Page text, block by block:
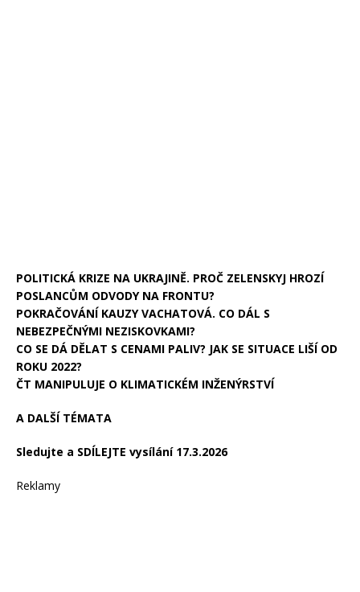
POLITICKÁ KRIZE NA UKRAJINĚ. PROČ ZELENSKYJ HROZÍ
POSLANCŮM ODVODY NA FRONTU?
POKRAČOVÁNÍ KAUZY VACHATOVÁ. CO DÁL S
NEBEZPEČNÝMI NEZISKOVKAMI?
CO SE DÁ DĚLAT S CENAMI PALIV? JAK SE SITUACE LIŠÍ OD
ROKU 2022?
ČT MANIPULUJE O KLIMATICKÉM INŽENÝRSTVÍ
A DALŠÍ TÉMATA
Sledujte a SDÍLEJTE vysílání 17.3.2026
Reklamy